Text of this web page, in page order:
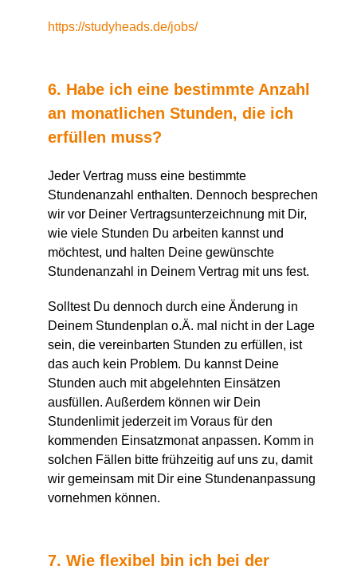
https://studyheads.de/jobs/
6. Habe ich eine bestimmte Anzahl
an monatlichen Stunden, die ich
erfüllen muss?
Jeder Vertrag muss eine bestimmte
Stundenanzahl enthalten. Dennoch besprechen
wir vor Deiner Vertragsunterzeichnung mit Dir,
wie viele Stunden Du arbeiten kannst und
möchtest, und halten Deine gewünschte
Stundenanzahl in Deinem Vertrag mit uns fest.
Solltest Du dennoch durch eine Änderung in
Deinem Stundenplan o.Ä. mal nicht in der Lage
sein, die vereinbarten Stunden zu erfüllen, ist
das auch kein Problem. Du kannst Deine
Stunden auch mit abgelehnten Einsätzen
ausfüllen. Außerdem können wir Dein
Stundenlimit jederzeit im Voraus für den
kommenden Einsatzmonat anpassen. Komm in
solchen Fällen bitte frühzeitig auf uns zu, damit
wir gemeinsam mit Dir eine Stundenanpassung
vornehmen können.
7. Wie flexibel bin ich bei der